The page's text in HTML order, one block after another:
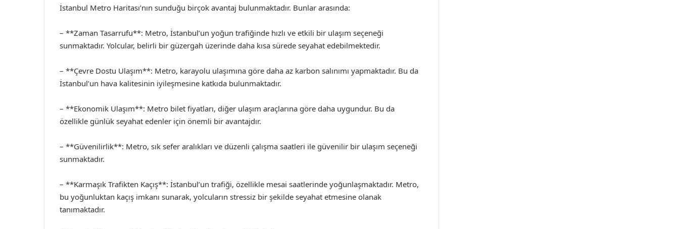
İstanbul Metro Haritası’nın sunduğu birçok avantaj bulunmaktadır. Bunlar arasında:
– **Zaman Tasarrufu**: Metro, İstanbul’un yoğun trafiğinde hızlı ve etkili bir ulaşım seçeneği
sunmaktadır. Yolcular, belirli bir güzergah üzerinde daha kısa sürede seyahat edebilmektedir.
– **Çevre Dostu Ulaşım**: Metro, karayolu ulaşımına göre daha az karbon salınımı yapmaktadır. Bu da
İstanbul’un hava kalitesinin iyileşmesine katkıda bulunmaktadır.
– **Ekonomik Ulaşım**: Metro bilet fiyatları, diğer ulaşım araçlarına göre daha uygundur. Bu da
özellikle günlük seyahat edenler için önemli bir avantajdır.
– **Güvenilirlik**: Metro, sık sefer aralıkları ve düzenli çalışma saatleri ile güvenilir bir ulaşım seçeneği
sunmaktadır.
– **Karmaşık Trafikten Kaçış**: İstanbul’un trafiği, özellikle mesai saatlerinde yoğunlaşmaktadır. Metro,
bu yoğunluktan kaçış imkanı sunarak, yolcuların stressiz bir şekilde seyahat etmesine olanak
tanımaktadır.